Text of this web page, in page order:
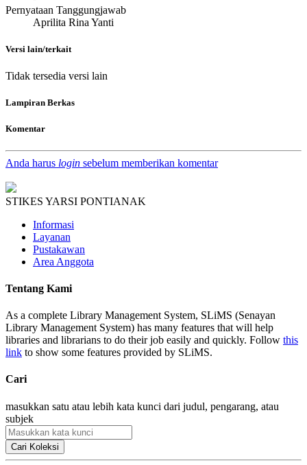
Pernyataan Tanggungjawab
Aprilita Rina Yanti
Versi lain/terkait
Tidak tersedia versi lain
Lampiran Berkas
Komentar
Anda harus login sebelum memberikan komentar
STIKES YARSI PONTIANAK
Informasi
Layanan
Pustakawan
Area Anggota
Tentang Kami
As a complete Library Management System, SLiMS (Senayan
Library Management System) has many features that will help
libraries and librarians to do their job easily and quickly. Follow this
link to show some features provided by SLiMS.
Cari
masukkan satu atau lebih kata kunci dari judul, pengarang, atau
subjek
Cari Koleksi